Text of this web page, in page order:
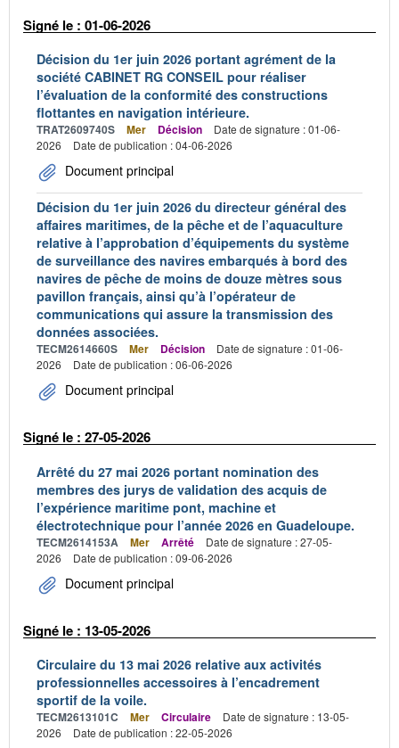
Signé le : 01-06-2026
Décision du 1er juin 2026 portant agrément de la
société CABINET RG CONSEIL pour réaliser
l’évaluation de la conformité des constructions
flottantes en navigation intérieure.
TRAT2609740S Mer Décision
Date de signature : 01-06-
2026
Date de publication : 04-06-2026
Document principal
Décision du 1er juin 2026 du directeur général des
affaires maritimes, de la pêche et de l’aquaculture
relative à l’approbation d’équipements du système
de surveillance des navires embarqués à bord des
navires de pêche de moins de douze mètres sous
pavillon français, ainsi qu’à l’opérateur de
communications qui assure la transmission des
données associées.
TECM2614660S Mer Décision
Date de signature : 01-06-
2026
Date de publication : 06-06-2026
Document principal
Signé le : 27-05-2026
Arrêté du 27 mai 2026 portant nomination des
membres des jurys de validation des acquis de
l’expérience maritime pont, machine et
électrotechnique pour l’année 2026 en Guadeloupe.
TECM2614153A Mer Arrêté
Date de signature : 27-05-
2026
Date de publication : 09-06-2026
Document principal
Signé le : 13-05-2026
Circulaire du 13 mai 2026 relative aux activités
professionnelles accessoires à l’encadrement
sportif de la voile.
TECM2613101C Mer Circulaire
Date de signature : 13-05-
2026
Date de publication : 22-05-2026